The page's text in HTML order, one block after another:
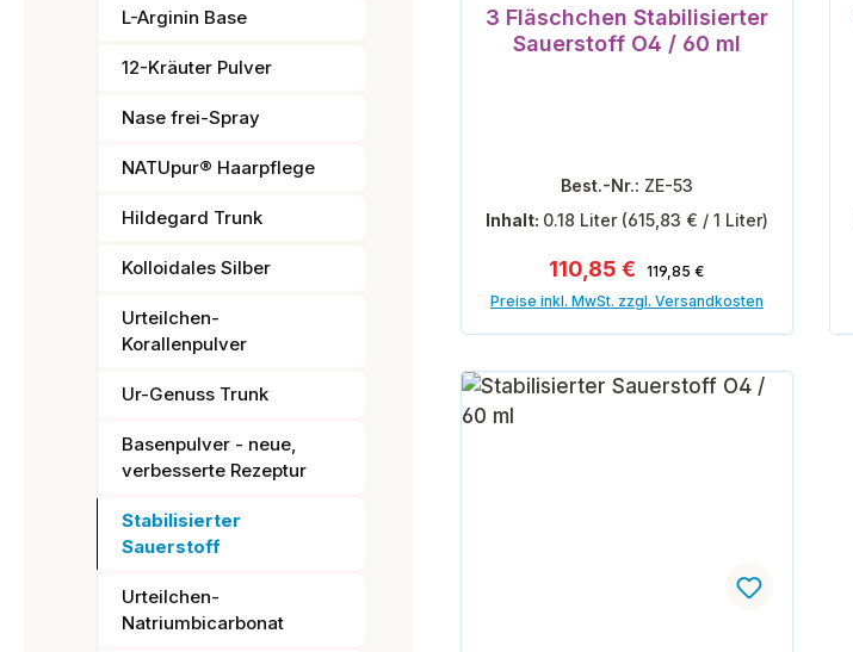
L-Arginin Base
12-Kräuter Pulver
Nase frei-Spray
NATUpur® Haarpflege
Hildegard Trunk
Kolloidales Silber
Urteilchen-
Korallenpulver
Ur-Genuss Trunk
Basenpulver - neue,
verbesserte Rezeptur
Stabilisierter
Sauerstoff
Urteilchen-
Natriumbicarbonat
3 Fläschchen Stabilisierter
Sauerstoff O4 / 60 ml
Best.-Nr.: ZE-53
Inhalt: 0.18 Liter (615,83 € / 1 Liter)
Verkaufspreis:
110,85 € Regulärer Preis:
119,85 €
Preise inkl. MwSt. zzgl. Versandkosten